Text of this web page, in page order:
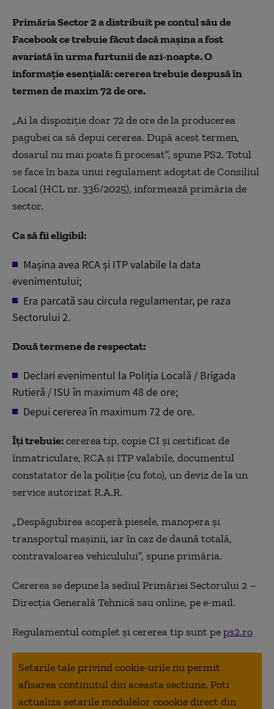
Primăria Sector 2 a distribuit pe contul său de
Facebook ce trebuie făcut dacă mașina a fost
avariată în urma furtunii de azi-noapte. O
informație esențială: cererea trebuie despusă în
termen de maxim 72 de ore.
„Ai la dispoziție doar 72 de ore de la producerea
pagubei ca să depui cererea. După acest termen,
dosarul nu mai poate fi procesat”, spune PS2. Totul
se face în baza unui regulament adoptat de Consiliul
Local (HCL nr. 336/2025), informează primăria de
sector.
Ca să fii eligibil:
Mașina avea RCA și ITP valabile la data
evenimentului;
Era parcată sau circula regulamentar, pe raza
Sectorului 2.
Două termene de respectat:
Declari evenimentul la Poliția Locală / Brigada
Rutieră / ISU în maximum 48 de ore;
Depui cererea în maximum 72 de ore.
Îți trebuie:cererea tip, copie CI și certificat de
înmatriculare, RCA și ITP valabile, documentul
constatator de la poliție (cu foto), un deviz de la un
service autorizat R.A.R.
„Despăgubirea acoperă piesele, manopera și
transportul mașinii, iar în caz de daună totală,
contravaloarea vehiculului”, spune primăria.
Cererea se depune la sediul Primăriei Sectorului 2 –
Direcția Generală Tehnică sau online, pe e-mail.
Regulamentul complet și cererea tip sunt peps2.ro
Setarile tale privind cookie-urile nu permit
afisarea continutul din aceasta sectiune. Poti
actualiza setarile modulelor coookie direct din